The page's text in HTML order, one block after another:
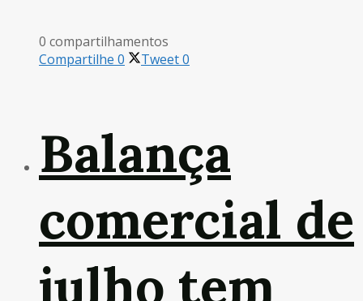
0 compartilhamentos
Compartilhe 0 Tweet0
Balança
comercial de
julho tem